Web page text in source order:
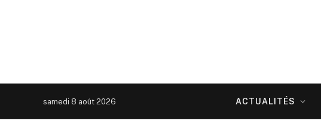
samedi 8 août 2026 ACTUALITÉS